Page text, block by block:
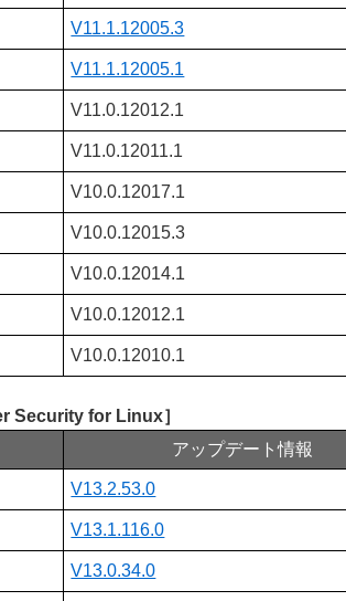
V11.1.12005.3
V11.1.12005.1
V11.0.12012.1
V11.0.12011.1
V10.0.12017.1
V10.0.12015.3
V10.0.12014.1
V10.0.12012.1
V10.0.12010.1
Security for Linux］
アップデート情報
V13.2.53.0
V13.1.116.0
V13.0.34.0